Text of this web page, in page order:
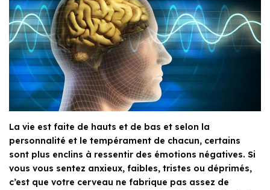
La vie est faite de hauts et de bas et selon la
personnalité et le tempérament de chacun, certains
sont plus enclins à ressentir des émotions négatives. Si
vous vous sentez anxieux, faibles, tristes ou déprimés,
c’est que votre cerveau ne fabrique pas assez de